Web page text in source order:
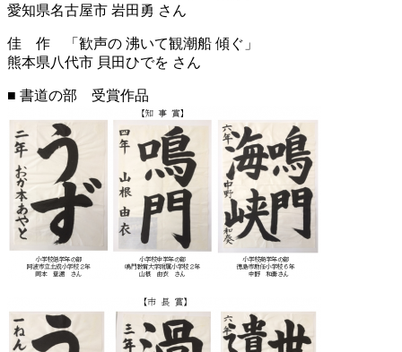
愛知県名古屋市 岩田勇 さん
佳 作 「歓声の 沸いて観潮船 傾ぐ」
熊本県八代市 貝田ひでを さん
■ 書道の部 受賞作品